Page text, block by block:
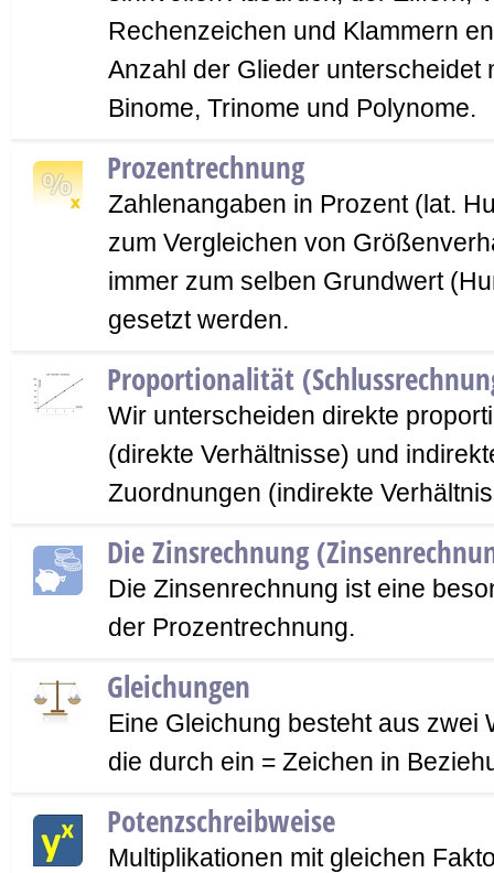
Rechenzeichen und Klammern
Anzahl der Glieder unterscheidet
Binome, Trinome und Polynome.
Prozentrechnung
Zahlenangaben in Prozent (lat.
zum Vergleichen von
immer zum selben Grundwert
gesetzt werden.
Proportionalität
Wir unterscheiden direkte
(direkte Verhältnisse) und
Zuordnungen (indirekte
Die Zinsrechnung
Die Zinsenrechnung ist eine
der Prozentrechnung.
Gleichungen
Eine Gleichung besteht aus zwei
die durch ein = Zeichen in
Potenzschreibweise
Multiplikationen mit gleichen